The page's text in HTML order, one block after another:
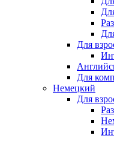
Для
Для
Немецкий
Для